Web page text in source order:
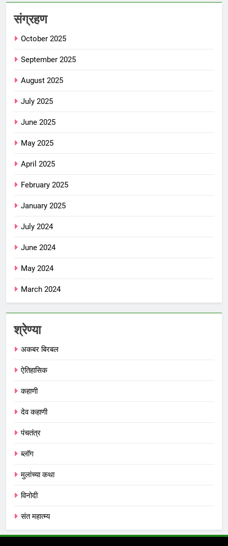
संग्रहण
October 2025
September 2025
August 2025
July 2025
June 2025
May 2025
April 2025
February 2025
January 2025
July 2024
June 2024
May 2024
March 2024
श्रेण्या
अकबर बिरबल
ऐतिहासिक
कहाणी
देव कहाणी
पंचतंत्र
ब्लॉग
मुलांच्या कथा
विनोदी
संत महात्म्य